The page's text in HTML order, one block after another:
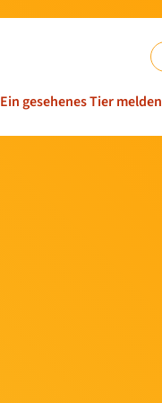
Ein gesehenes Tier melden